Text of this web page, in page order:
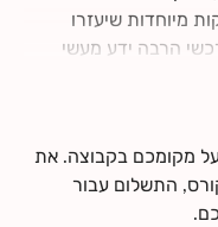
מיוחדות שיעזרו
הרבה ידע מעשי
ההזדמנות לעבור
ולנפש שלך, תגלי
לתרום ולתמוך
את ומלווה הלידה
אחד עם השנייה, עם
מקומכם בקבוצה. את
התשלום עבור